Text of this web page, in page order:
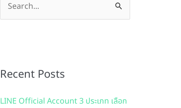
e
c
f
Recent Posts
LINE Official Account 3 ประเภท เลือก